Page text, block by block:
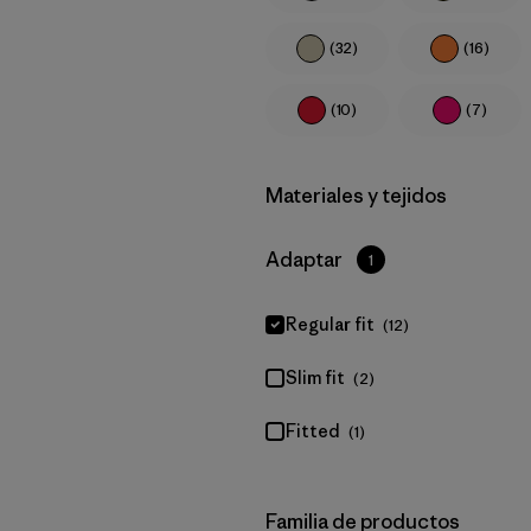
(32) (16)
(10) (7)
Filtrar por
Materiales y tejidos
Filtrar por
Adaptar 1
Regular fit (12)
Slim fit (2)
Fitted (1)
Filtrar por
Familia de productos